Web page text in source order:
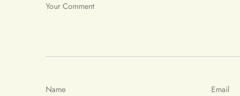
Your Comment
Name Email